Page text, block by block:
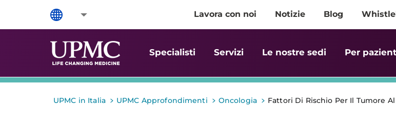
Lavora con noi Notizie Blog
Specialisti Servizi Le nostre sedi Per
UPMC in Italia > UPMC Approfondimenti > Oncologia > Fattori Di Rischio Per Il Tumore